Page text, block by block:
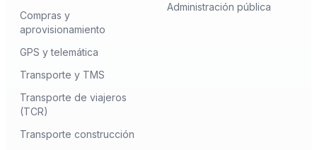
Compras y
aprovisionamiento
GPS y telemática
Transporte y TMS
Transporte de viajeros
(TCR)
Transporte construcción
Administración pública